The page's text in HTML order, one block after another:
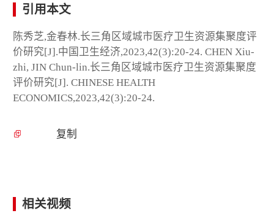
引用本文
陈秀芝,金春林.长三角区域城市医疗卫生资源集聚度评
价研究[J].中国卫生经济,2023,42(3):20-24. CHEN Xiu-
zhi, JIN Chun-lin.长三角区域城市医疗卫生资源集聚度
评价研究[J]. CHINESE HEALTH
ECONOMICS,2023,42(3):20-24.
复制
相关视频